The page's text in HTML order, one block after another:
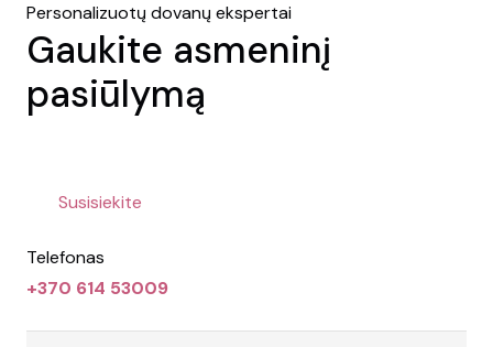
Personalizuotų dovanų ekspertai
Gaukite asmeninį
pasiūlymą
Susisiekite
Telefonas
+370 614 53009